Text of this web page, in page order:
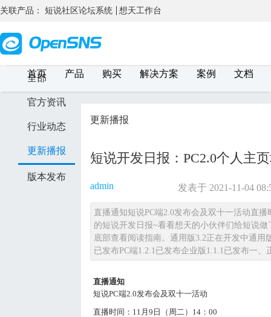
关联产品： 短说社区论坛系统 想天工作台
首页 产品 购买 解决方案 案例 文档
全部
官方资讯
行业动态
更新播报
版本发布
更新播报
短说开发日报：PC2.0个人主
admin 发表于 2021-11-04
直播通知短说PC端2.0发布会及双十一活动直
的短说开发日报~看看想天的小伙伴们给短说
底部查看阅读指南。通用版3.2正在开发中通用
已发布PC端1.2.1已发布企业版1.1.1已发布一、
直播通知
短说PC端2.0发布会及双十一活动
直播时间：11月9日（周二）14：00